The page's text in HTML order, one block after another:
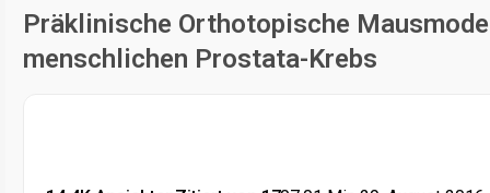
Präklinische Orthotopische
menschlichen Prostata-Krebs